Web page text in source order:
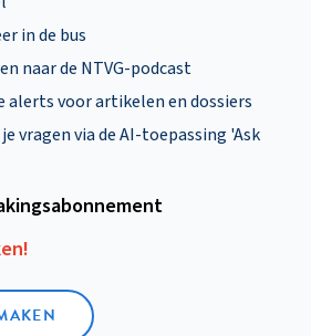
in de bus
naar de NTVG-podcast
alerts voor artikelen en dossiers
vragen via de AI-toepassing 'Ask